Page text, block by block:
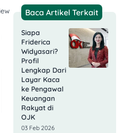
Baca Artikel Terkait
Siapa
Friderica
Widyasari?
Profil
Lengkap Dari
Layar Kaca
ke Pengawal
Keuangan
Rakyat di
OJK
03 Feb 2026